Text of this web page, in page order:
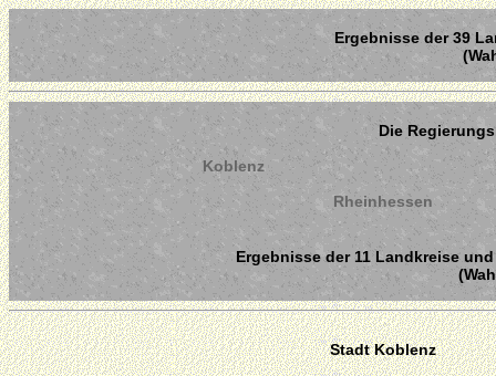
Ergebnisse der 39
Die
Koblenz
Rheinhessen
Ergebnisse der 11 Landkreise
Stadt Koblenz